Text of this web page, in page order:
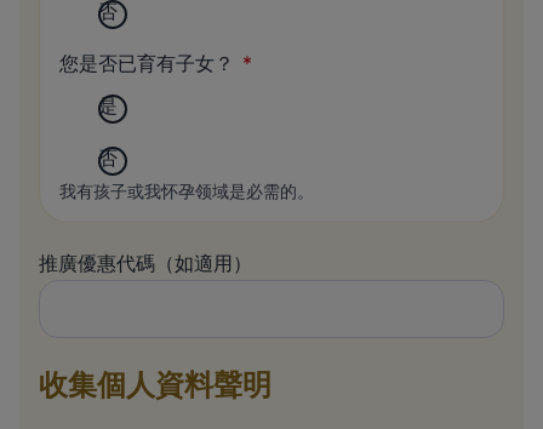
否
您是否已育有子女？
是
否
我有孩子或我怀孕领域是必需的。
推廣優惠代碼（如適用）
收集個人資料聲明